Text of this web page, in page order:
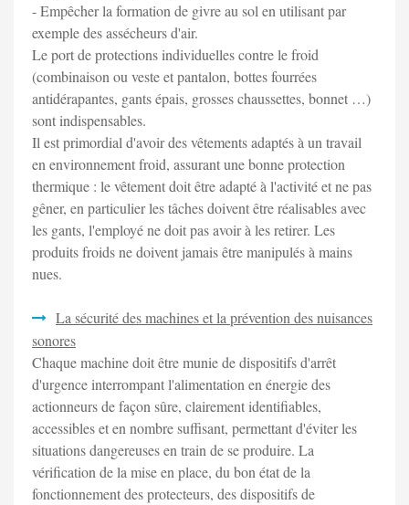
- Empêcher la formation de givre au sol en utilisant par
exemple des assécheurs d'air.
Le port de protections individuelles contre le froid
(combinaison ou veste et pantalon, bottes fourrées
antidérapantes, gants épais, grosses chaussettes, bonnet …)
sont indispensables.
Il est primordial d'avoir des vêtements adaptés à un travail
en environnement froid, assurant une bonne protection
thermique : le vêtement doit être adapté à l'activité et ne pas
gêner, en particulier les tâches doivent être réalisables avec
les gants, l'employé ne doit pas avoir à les retirer. Les
produits froids ne doivent jamais être manipulés à mains
nues.
La sécurité des machines et la prévention des nuisances
sonores
Chaque machine doit être munie de dispositifs d'arrêt
d'urgence interrompant l'alimentation en énergie des
actionneurs de façon sûre, clairement identifiables,
accessibles et en nombre suffisant, permettant d'éviter les
situations dangereuses en train de se produire. La
vérification de la mise en place, du bon état de la
fonctionnement des protecteurs, des dispositifs de